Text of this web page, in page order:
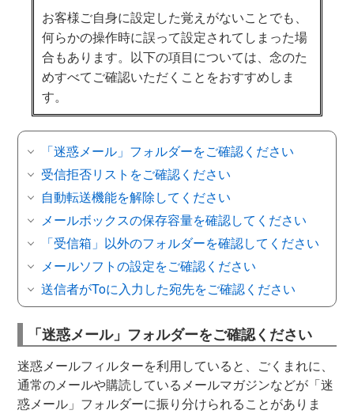
お客様ご自身に設定した覚えがないことでも、
何らかの操作時に誤って設定されてしまった場
合もあります。以下の項目については、念のた
めすべてご確認いただくことをおすすめしま
す。
「迷惑メール」フォルダーをご確認ください
受信拒否リストをご確認ください
自動転送機能を解除してください
メールボックスの保存容量を確認してください
「受信箱」以外のフォルダーを確認してください
メールソフトの設定をご確認ください
送信者がToに入力した宛先をご確認ください
「迷惑メール」フォルダーをご確認ください
迷惑メールフィルターを利用していると、ごくまれに、
通常のメールや購読しているメールマガジンなどが「迷
惑メール」フォルダーに振り分けられることがありま